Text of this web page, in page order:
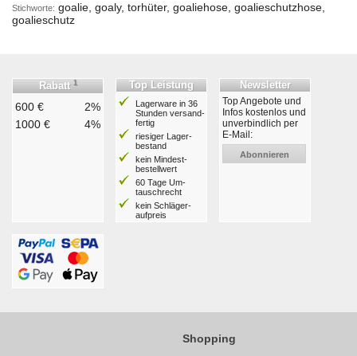
Stichworte: goalie, goaly, torhüter, goaliehose, goalieschutzhose,
goalieschutz
Rabatt 1
600 €
2%
1000 €
4%
Top Leistung
Lagerware in 36
Stunden ver­sand­
fertig
riesiger Lager­
bestand
kein Mindest­
bestell­wert
60 Tage Um­
tausch­recht
kein Schläger­
aufpreis
Newsletter
Top Angebote und
Infos kostenlos und
unverbindlich per
E-Mail:
Abonnieren
Shopping